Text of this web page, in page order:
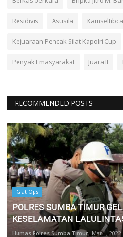
Residivis Asusila
Kejuaraan Pencak Silat Kapolri Cup
Penyakit masyarakat Juara II
RECOMMENDED POSTS
Giat Ops
POLRES SUMBA TIMUR
KESELAMATAN
Humas Polres Sumba Timur Mar 1, 2022